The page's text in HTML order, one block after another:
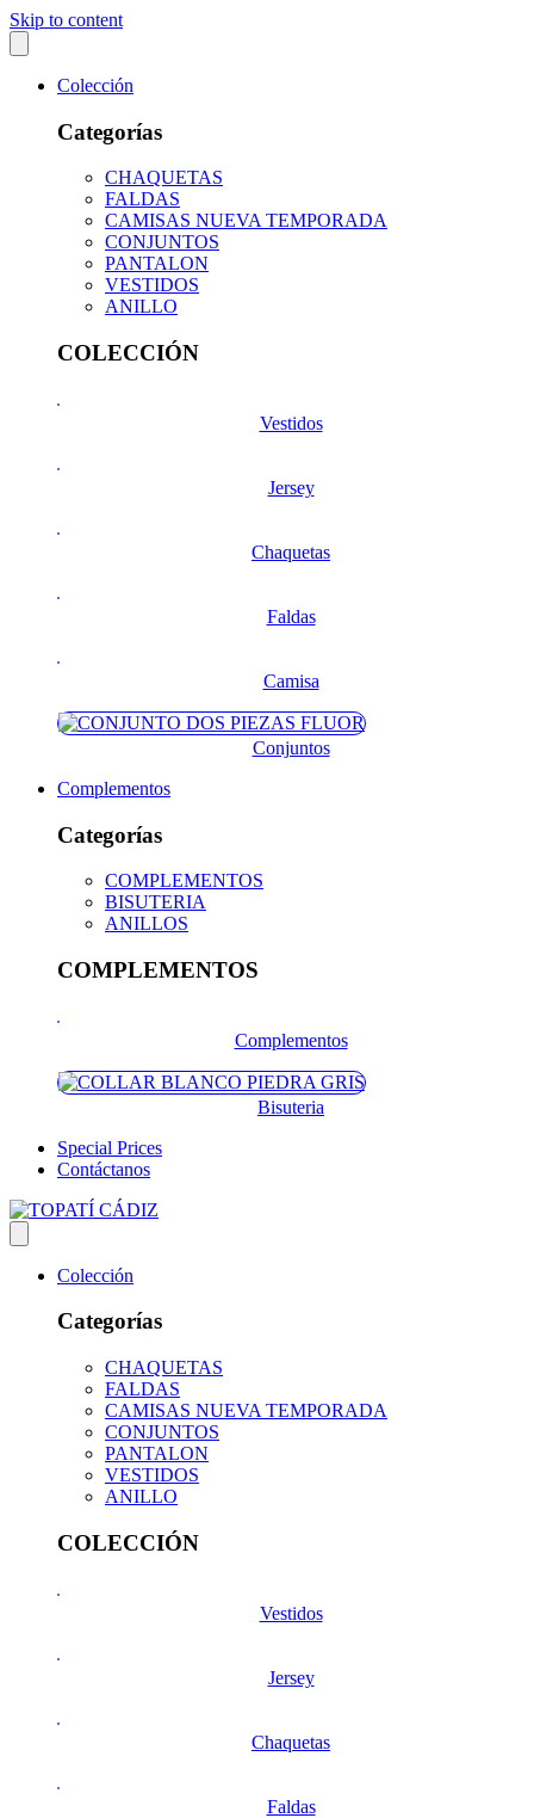
Skip to content
Colección
Categorías
CHAQUETAS
FALDAS
CAMISAS NUEVA TEMPORADA
CONJUNTOS
PANTALON
VESTIDOS
ANILLO
COLECCIÓN
Vestidos
Jersey
Chaquetas
Faldas
Camisa
Conjuntos
Complementos
Categorías
COMPLEMENTOS
BISUTERIA
ANILLOS
COMPLEMENTOS
Complementos
Bisuteria
Special Prices
Contáctanos
Colección
Categorías
CHAQUETAS
FALDAS
CAMISAS NUEVA TEMPORADA
CONJUNTOS
PANTALON
VESTIDOS
ANILLO
COLECCIÓN
Vestidos
Jersey
Chaquetas
Faldas